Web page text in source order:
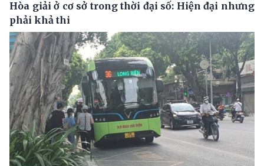
Hòa giải ở cơ sở trong thời đại số: Hiện đại nhưng
phải khả thi